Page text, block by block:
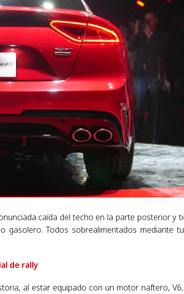
caída del techo en la parte posterior y
Todos sobrealimentados mediante
de rally
al estar equipado con un motor naftero,